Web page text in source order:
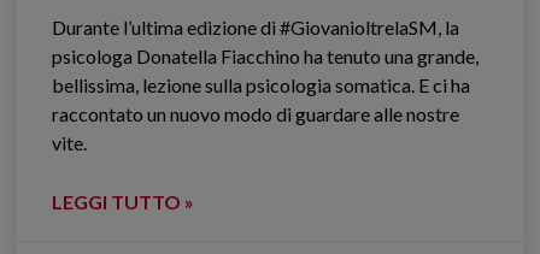
Durante l’ultima edizione di #GiovanioltrelaSM, la
psicologa Donatella Fiacchino ha tenuto una grande,
bellissima, lezione sulla psicologia somatica. E ci ha
raccontato un nuovo modo di guardare alle nostre
vite.
LEGGI TUTTO »